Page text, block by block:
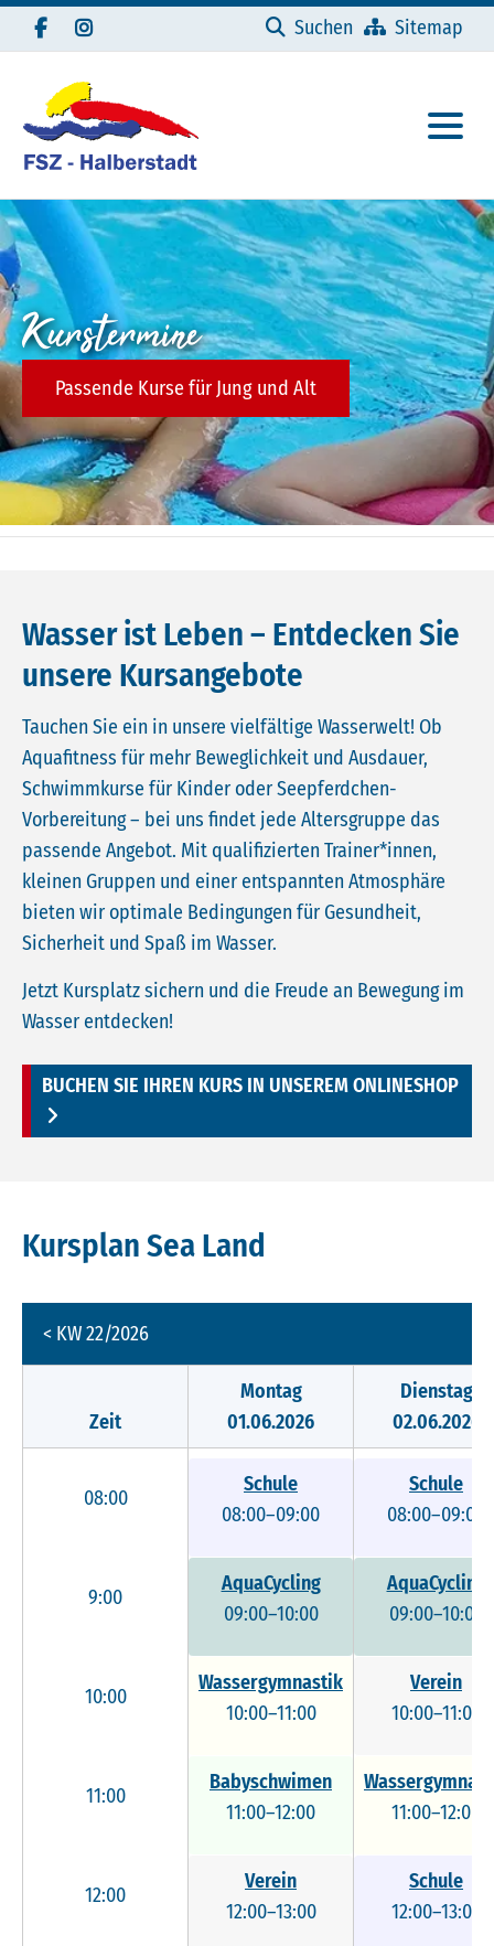
Navigation überspringen
Suchen
Sitemap
Kurstermine
Passende Kurse für Jung und Alt
Wasser ist Leben – Entdecken Sie
unsere Kursangebote
Tauchen Sie ein in unsere vielfältige Wasserwelt! Ob
Aquafitness für mehr Beweglichkeit und Ausdauer,
Schwimmkurse für Kinder oder Seepferdchen-
Vorbereitung – bei uns findet jede Altersgruppe das
passende Angebot. Mit qualifizierten Trainer*innen,
kleinen Gruppen und einer entspannten Atmosphäre
bieten wir optimale Bedingungen für Gesundheit,
Sicherheit und Spaß im Wasser.
Jetzt Kursplatz sichern und die Freude an Bewegung im
Wasser entdecken!
BUCHEN SIE IHREN KURS IN UNSEREM ONLINESHOP
Kursplan Sea Land
< KW 22/2026
Zeit
Montag
01.06.2026
Dienstag
02.06.2026
08:00
9:00
10:00
11:00
12:00
Schule
08:00–09:00
AquaCycling
09:00–10:00
Wassergymnastik
10:00–11:00
Babyschwimen
11:00–12:00
Verein
12:00–13:00
Schule
08:00–09:00
AquaCycling
09:00–10:00
Verein
10:00–11:00
11:00–12:00
Schule
12:00–13:00